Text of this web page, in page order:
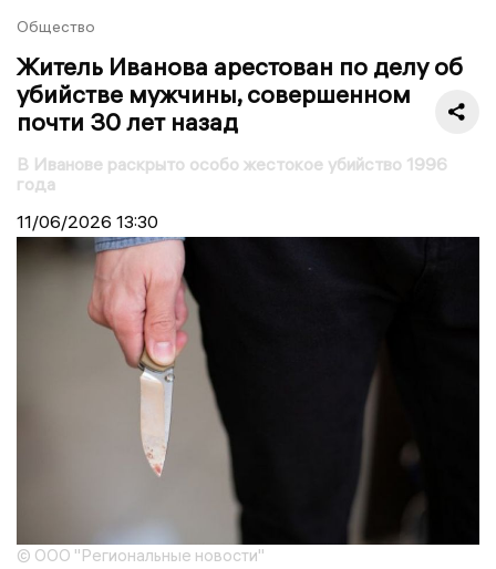
Общество
Житель Иванова арестован по делу об
убийстве мужчины, совершенном
почти 30 лет назад
В Иванове раскрыто особо жестокое убийство 1996
года
11/06/2026 13:30
© ООО "Региональные новости"